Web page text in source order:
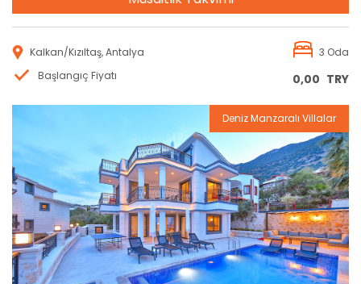
Kalkan/Kızıltaş, Antalya
3 Oda
Başlangıç Fiyatı
0,00 TRY
Rezervasyon
Deniz Manzaralı Villalar